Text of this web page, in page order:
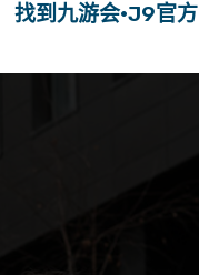
找到九游会·j9官